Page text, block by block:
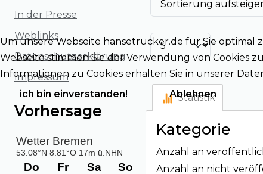
In der Presse
Weblinks
Datenschutzerklärung
Impressum
Vorhersage
Statistik
Kategorie
Anzahl an
Anzahl an nicht
Um unsere Webseite hansetrucker.de für Sie
Webseite stimmen Sie der Verwendung von Cookies
Informationen zu Cookies erhalten Sie in unserer
ich bin einverstanden!
Ablehnen